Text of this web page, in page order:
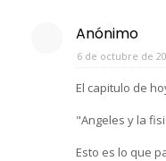
Anónimo
6 de octubre de
El capitulo de
"Angeles y la
Esto es lo que